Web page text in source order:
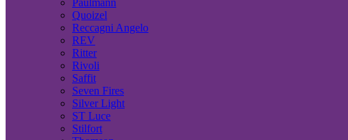
Paulmann
Quoizel
Reccagni Angelo
REV
Ritter
Rivoli
Saffit
Seven Fires
Silver Light
ST Luce
Stilfort